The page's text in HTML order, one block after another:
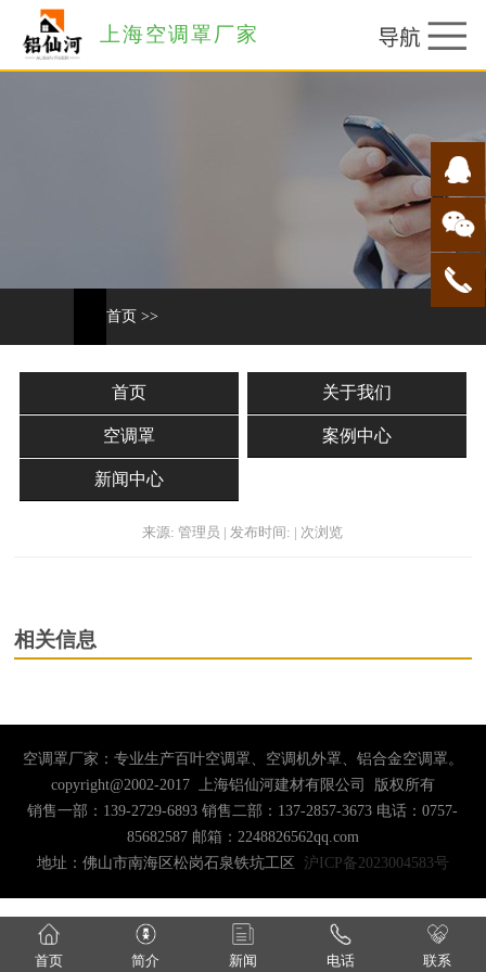
上海空调罩厂家
首页 >>
首页 关于我们
空调罩 案例中心
新闻中心
来源: 管理员 | 发布时间: | 次浏览
相关信息
空调罩厂家：专业生产百叶空调罩、空调机外罩、铝合金空调罩。
copyright@2002-2017 上海铝仙河建材有限公司 版权所有
销售一部：139-2729-6893 销售二部：137-2857-3673 电话：0757-
85682587 邮箱：2248826562qq.com
地址：佛山市南海区松岗石泉铁坑工区 沪ICP备2023004583号
首页 简介 新闻 电话 联系